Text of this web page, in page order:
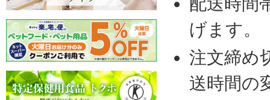
げます。
注文締め
送時間の